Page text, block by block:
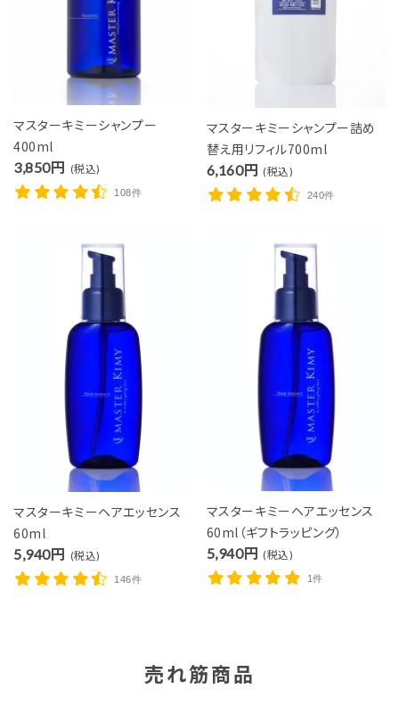
マスターキミーシャンプー
400ml
3,850円 (税込)
108件
マスターキミーシャンプー詰め
替え用リフィル700ml
6,160円 (税込)
240件
マスターキミーヘアエッセンス
60ml
5,940円 (税込)
146件
マスターキミーヘアエッセンス
60ml（ギフトラッピング）
5,940円 (税込)
1件
売れ筋商品